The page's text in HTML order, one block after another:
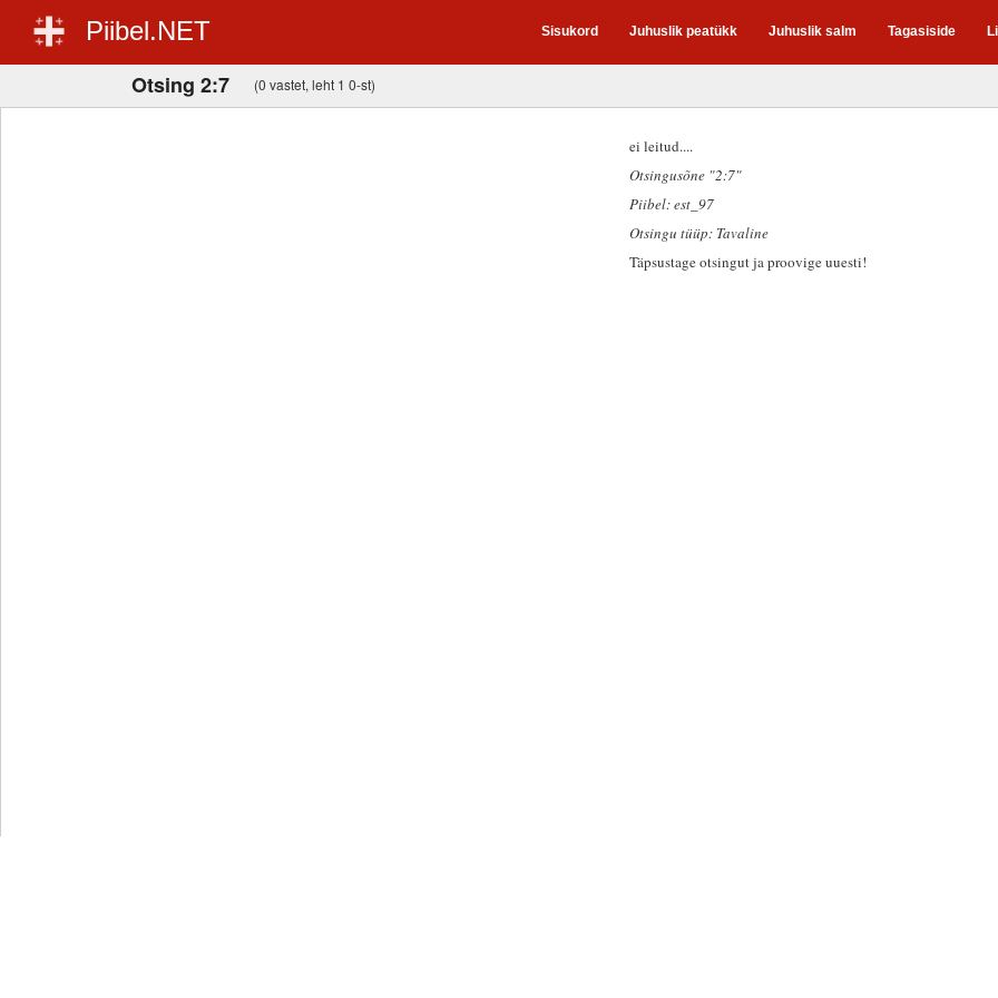
Piibel.NET Sisukord Juhuslik peatükk Juhuslik salm Tagasiside
Otsing 2:7 (0 vastet, leht 1 0-st)
ei leitud....
Otsingusõne "2:7"
Piibel: est_97
Otsingu tüüp: Tavaline
Täpsustage otsingut ja proovige uuesti!